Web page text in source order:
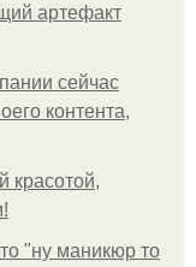
артефакт
сейчас
контента,
красотой,
"ну маникюр то